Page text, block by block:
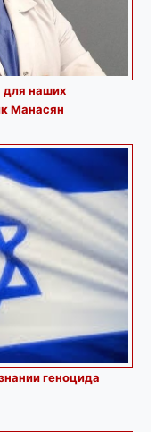
для наших
Манасян
геноцида